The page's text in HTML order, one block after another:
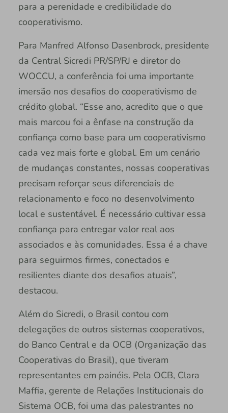
para a perenidade e credibilidade do
cooperativismo.
Para Manfred Alfonso Dasenbrock, presidente
da Central Sicredi PR/SP/RJ e diretor do
WOCCU, a conferência foi uma importante
imersão nos desafios do cooperativismo de
crédito global. “Esse ano, acredito que o que
mais marcou foi a ênfase na construção da
confiança como base para um cooperativismo
cada vez mais forte e global. Em um cenário
de mudanças constantes, nossas cooperativas
precisam reforçar seus diferenciais de
relacionamento e foco no desenvolvimento
local e sustentável. É necessário cultivar essa
confiança para entregar valor real aos
associados e às comunidades. Essa é a chave
para seguirmos firmes, conectados e
resilientes diante dos desafios atuais”,
destacou.
Além do Sicredi, o Brasil contou com
delegações de outros sistemas cooperativos,
do Banco Central e da OCB (Organização das
Cooperativas do Brasil), que tiveram
representantes em painéis. Pela OCB, Clara
Maffia, gerente de Relações Institucionais do
Sistema OCB, foi uma das palestrantes no